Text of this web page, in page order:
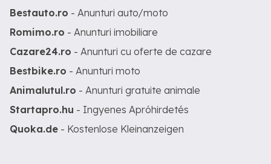
Bestauto.ro - Anunturi auto/moto
Romimo.ro - Anunturi imobiliare
Cazare24.ro - Anunturi cu oferte de cazare
Bestbike.ro - Anunturi moto
Animalutul.ro - Anunturi gratuite animale
Startapro.hu - Ingyenes Apróhirdetés
Quoka.de - Kostenlose Kleinanzeigen